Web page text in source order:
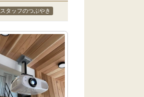
スタッフのつぶやき